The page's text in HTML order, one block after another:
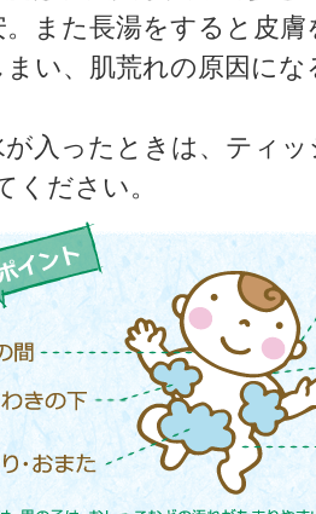
。また長湯をすると皮
い、肌荒れの原因に
入ったときは、ティッ
ください。